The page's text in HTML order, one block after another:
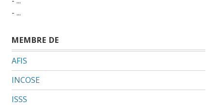
- ...
MEMBRE DE
AFIS
INCOSE
ISSS